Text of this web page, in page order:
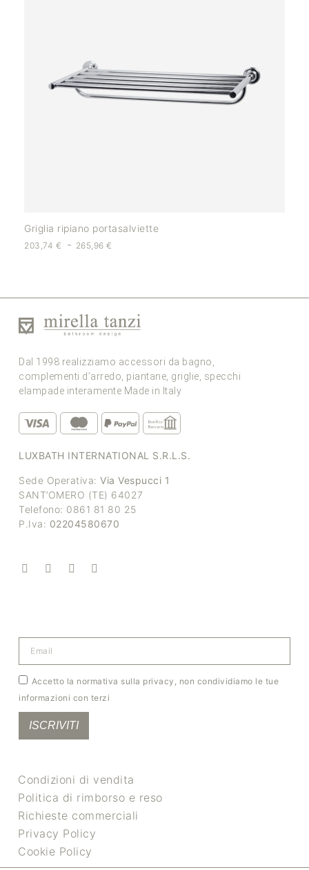
Griglia ripiano portasalviette
203,74 € - 265,96€
Dal 1998 realizziamo accessori da bagno,
complementi d’arredo, piantane, griglie, specchi
elampade interamente Made in Italy
LUXBATH INTERNATIONAL S.R.L.S.
Sede Operativa: Via Vespucci 1
SANT’OMERO (TE) 64027
Telefono: 0861 81 80 25
P.Iva: 02204580670
Accetto la normativa sulla privacy, non condividiamo le tue
informazioni con terzi
ISCRIVITI
Condizioni di vendita
Politica di rimborso e reso
Richieste commerciali
Privacy Policy
Cookie Policy